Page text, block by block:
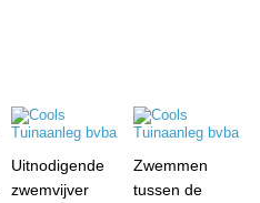
Uitnodigende
zwemvijver
Zwemmen
tussen de